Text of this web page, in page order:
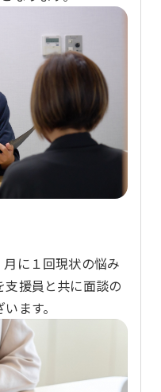
に１回現状の悩み
援員と共に面談の
ます。